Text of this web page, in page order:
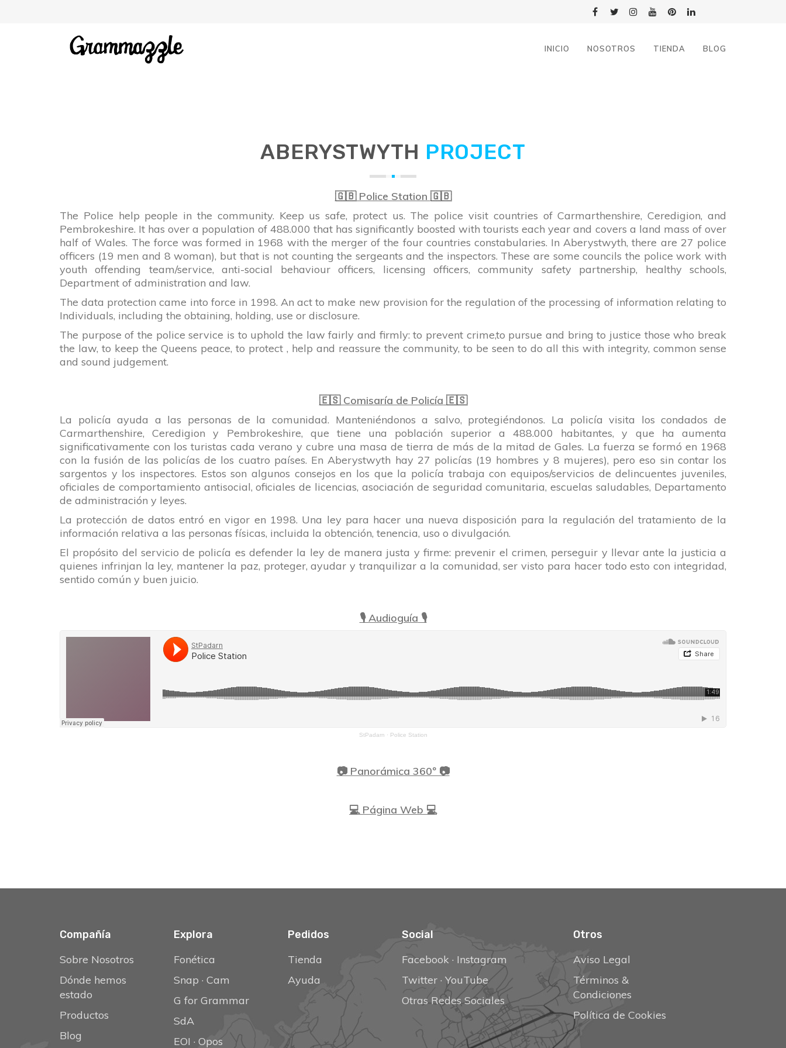
INICIO NOSOTROS TIENDA BLOG
ABERYSTWYTH PROJECT
🇬🇧 Police Station 🇬🇧
The Police help people in the community. Keep us safe, protect us. The police visit countries of Carmarthenshire, Ceredigion, and
Pembrokeshire. It has over a population of 488.000 that has significantly boosted with tourists each year and covers a land mass of over
half of Wales. The force was formed in 1968 with the merger of the four countries constabularies. In Aberystwyth, there are 27 police
officers (19 men and 8 woman), but that is not counting the sergeants and the inspectors. These are some councils the police work with
youth offending team/service, anti-social behaviour officers, licensing officers, community safety partnership, healthy schools,
Department of administration and law.
The data protection came into force in 1998. An act to make new provision for the regulation of the processing of information relating to
Individuals, including the obtaining, holding, use or disclosure.
The purpose of the police service is to uphold the law fairly and firmly: to prevent crime,to pursue and bring to justice those who break
the law, to keep the Queens peace, to protect , help and reassure the community, to be seen to do all this with integrity, common sense
and sound judgement.
🇪🇸 Comisaría de Policía 🇪🇸
La policía ayuda a las personas de la comunidad. Manteniéndonos a salvo, protegiéndonos. La policía visita los condados de
Carmarthenshire, Ceredigion y Pembrokeshire, que tiene una población superior a 488.000 habitantes, y que ha aumenta
significativamente con los turistas cada verano y cubre una masa de tierra de más de la mitad de Gales. La fuerza se formó en 1968
con la fusión de las policías de los cuatro países. En Aberystwyth hay 27 policías (19 hombres y 8 mujeres), pero eso sin contar los
sargentos y los inspectores. Estos son algunos consejos en los que la policía trabaja con equipos/servicios de delincuentes juveniles,
oficiales de comportamiento antisocial, oficiales de licencias, asociación de seguridad comunitaria, escuelas saludables, Departamento
de administración y leyes.
La protección de datos entró en vigor en 1998. Una ley para hacer una nueva disposición para la regulación del tratamiento de la
información relativa a las personas físicas, incluida la obtención, tenencia, uso o divulgación.
El propósito del servicio de policía es defender la ley de manera justa y firme: prevenir el crimen, perseguir y llevar ante la justicia a
quienes infrinjan la ley, mantener la paz, proteger, ayudar y tranquilizar a la comunidad, ser visto para hacer todo esto con integridad,
sentido común y buen juicio.
🎙 Audioguía 🎙
StPadarn · Police Station
📷 Panorámica 360º 📷
💻 Página Web 💻
Compañía
Sobre Nosotros
Dónde hemos
estado
Productos
Blog
Explora
Fonética
Snap · Cam
G for Grammar
SdA
EOI · Opos
Pedidos
Tienda
Ayuda
Social
Facebook · Instagram
Twitter · YouTube
Otras Redes Sociales
Otros
Aviso Legal
Términos &
Condiciones
Política de Cookies